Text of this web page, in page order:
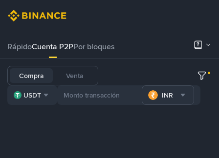
RápidoCuenta P2PPor bloques
Compra Venta
USDT INR